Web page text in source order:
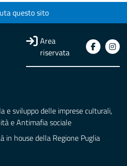
questo sito
Area
riservata
e sviluppo delle imprese culturali,
e Antimafia sociale
in house della Regione Puglia